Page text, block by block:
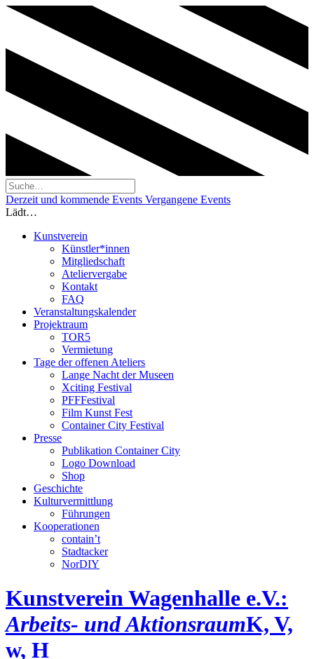
Derzeit und kommende Events Vergangene Events
Lädt…
Kunstverein
Künstler*innen
Mitgliedschaft
Ateliervergabe
Kontakt
FAQ
Veranstaltungskalender
Projektraum
TOR5
Vermietung
Tage der offenen Ateliers
Lange Nacht der Museen
Xciting Festival
PFFFestival
Film Kunst Fest
Container City Festival
Presse
Publikation Container City
Logo Download
Shop
Geschichte
Kulturvermittlung
Führungen
Kooperationen
contain’t
Stadtacker
NorDIY
Kunstverein Wagenhalle e.V.:
Arbeits- und AktionsraumK, V,
w, H